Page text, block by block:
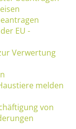
EU -
Verwertung
melden
von